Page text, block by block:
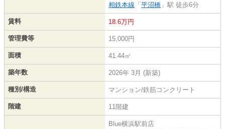
相鉄本線 「 平沼橋 」駅 徒歩6分
賃料 18.6万円
管理費等 15,000円
面積 41.44㎡
築年数 2026年 3月 (新築)
種別/構造 マンション/鉄筋コンクリート
階建 11階建
Blue横浜駅前店